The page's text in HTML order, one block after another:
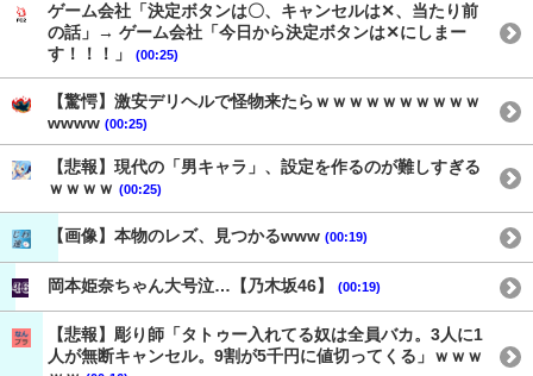
ゲーム会社「決定ボタンは〇、キャンセルは✕、当たり前
の話」→ ゲーム会社「今日から決定ボタンは✕にしまー
す！！！」
(00:25)
【驚愕】激安デリヘルで怪物来たらｗｗｗｗｗｗｗｗｗｗ
wwww (00:25)
【悲報】現代の「男キャラ」、設定を作るのが難しすぎる
ｗｗｗｗ (00:25)
【画像】本物のレズ、見つかるwww (00:19)
岡本姫奈ちゃん大号泣…【乃木坂46】 (00:19)
【悲報】彫り師「タトゥー入れてる奴は全員バカ。3人に1
人が無断キャンセル。9割が5千円に値切ってくる」ｗｗｗ